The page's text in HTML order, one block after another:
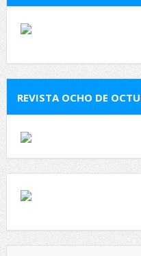
REVISTA OCHO DE